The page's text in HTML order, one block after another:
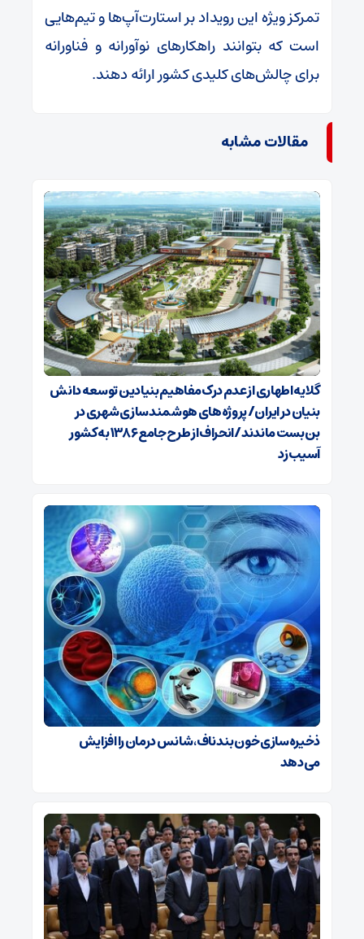
تمرکز ویژه این رویداد بر استارت‌آپ‌ها و تیم‌هایی
است که بتوانند راهکارهای نوآورانه و فناورانه
برای چالش‌های کلیدی کشور ارائه دهند.
مقالات مشابه
گلایه اطهاری از عدم درک مفاهیم بنیادین توسعه دانش
بنیان در ایران/ پروژه‌های هوشمندسازی شهری در
بن‌بست ماندند/انحراف از طرح جامع ۱۳۸۶ به کشور
آسیب زد
ذخیره‌سازی خون بند ناف، شانس درمان را افزایش
می‌دهد